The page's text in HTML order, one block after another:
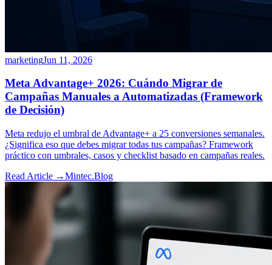
marketingJun 11, 2026
Meta Advantage+ 2026: Cuándo Migrar de
Campañas Manuales a Automatizadas (Framework
de Decisión)
Meta redujo el umbral de Advantage+ a 25 conversiones semanales.
¿Significa eso que debes migrar todas tus campañas? Framework
práctico con umbrales, casos y checklist basado en campañas reales.
Read Article →Mintec.Blog